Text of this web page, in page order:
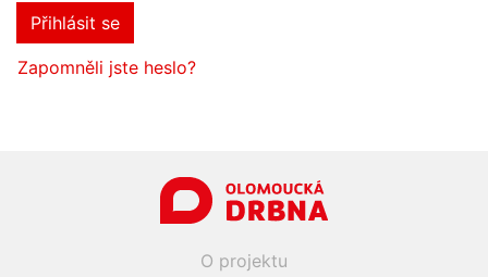
Přihlásit se
Zapomněli jste heslo?
O projektu